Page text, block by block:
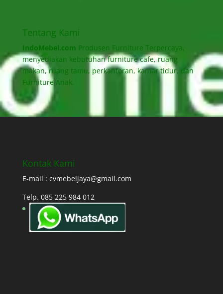
Tentang Kami
IndoMebel.com Produsen Furniture Terpercaya,
menyediakan kebutuhan furniture cafe, ruang
makan, ruang tamu, perkantoran, kamar tidur, dan
Furniture Anak.
Kontak Kami
E-mail : cvmebeljaya@gmail.com
Telp. 085 225 984 012